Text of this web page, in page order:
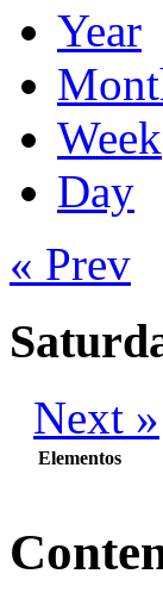
Year
Week
Day
« Prev
Next »
Elementos